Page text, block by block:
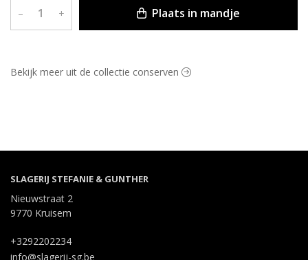
– + Plaats in mandje
Bekijk meer uit de collectie conserven
SLAGERIJ STEFANIE & GUNTHER
Nieuwstraat 2
9770 Kruisem
+3292202234
info@slagerij-sg.be